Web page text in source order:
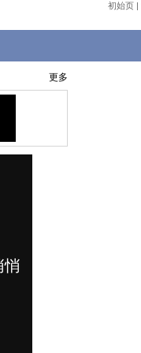
初始页 |
更多